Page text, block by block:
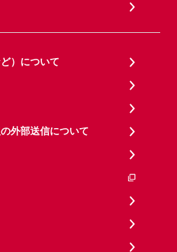
）について
外部送信について